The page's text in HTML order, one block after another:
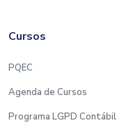
Cursos
PQEC
Agenda de Cursos
Programa LGPD Contábil